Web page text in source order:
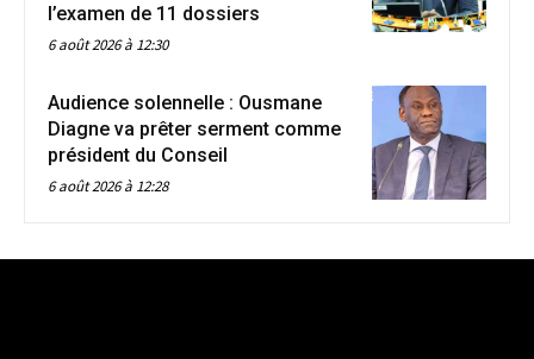
l’examen de 11 dossiers
6 août 2026 à 12:30
Audience solennelle : Ousmane
Diagne va prêter serment comme
président du Conseil
6 août 2026 à 12:28